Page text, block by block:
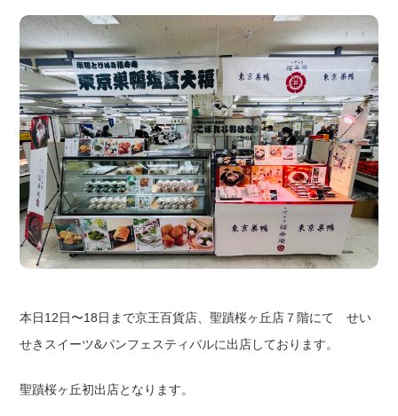
本日12日〜18日まで京王百貨店、聖蹟桜ヶ丘店７階にて せい
せきスイーツ&パンフェスティバルに出店しております。
聖蹟桜ヶ丘初出店となります。